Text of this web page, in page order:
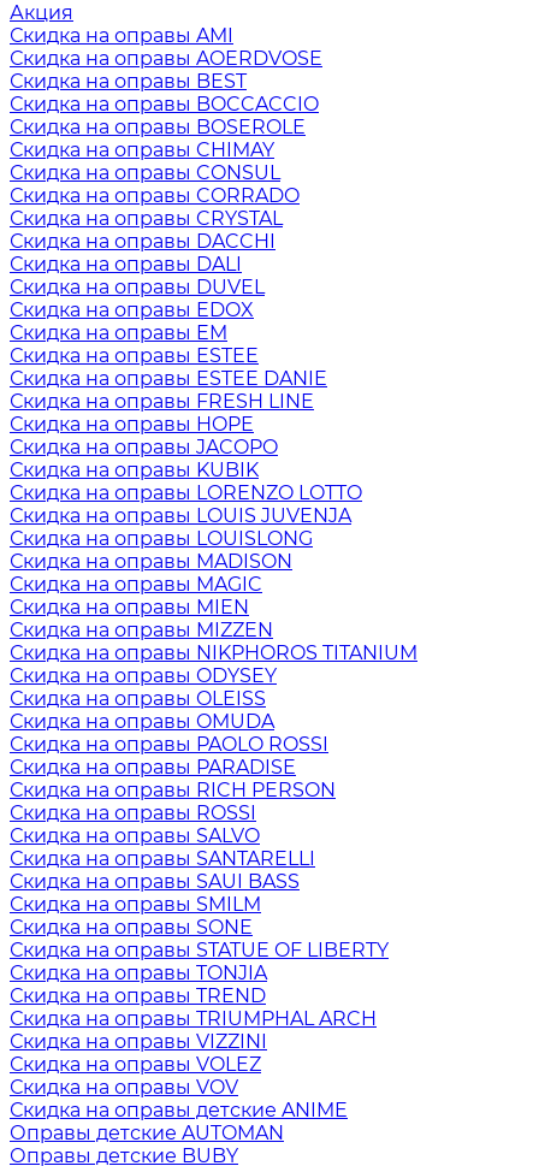
Акция
Скидка на оправы AMI
Скидка на оправы AOERDVOSE
Скидка на оправы BEST
Скидка на оправы BOCCACCIO
Скидка на оправы BOSEROLE
Скидка на оправы CHIMAY
Скидка на оправы CONSUL
Скидка на оправы CORRADO
Скидка на оправы CRYSTAL
Скидка на оправы DACCHI
Скидка на оправы DALI
Скидка на оправы DUVEL
Скидка на оправы EDOX
Скидка на оправы EM
Скидка на оправы ESTEE
Скидка на оправы ESTEE DANIE
Скидка на оправы FRESH LINE
Скидка на оправы HOPE
Скидка на оправы JACOPO
Скидка на оправы KUBIK
Скидка на оправы LORENZO LOTTO
Скидка на оправы LOUIS JUVENJA
Скидка на оправы LOUISLONG
Скидка на оправы MADISON
Скидка на оправы MAGIC
Скидка на оправы MIEN
Скидка на оправы MIZZEN
Скидка на оправы NIKPHOROS TITANIUM
Скидка на оправы ODYSEY
Скидка на оправы OLEISS
Скидка на оправы OMUDA
Скидка на оправы PAOLO ROSSI
Скидка на оправы PARADISE
Скидка на оправы RICH PERSON
Скидка на оправы ROSSI
Скидка на оправы SALVO
Скидка на оправы SANTARELLI
Скидка на оправы SAUI BASS
Скидка на оправы SMILM
Скидка на оправы SONE
Скидка на оправы STATUE OF LIBERTY
Скидка на оправы TONJIA
Скидка на оправы TREND
Скидка на оправы TRIUMPHAL ARCH
Скидка на оправы VIZZINI
Скидка на оправы VOLEZ
Скидка на оправы VOV
Скидка на оправы детские ANIME
Оправы детские AUTOMAN
Оправы детские BUBY